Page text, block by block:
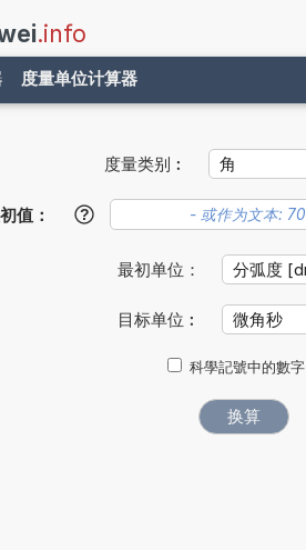
.info
度量单位计算器
度量类别︰
值： ?
最初单位：
目标单位︰
科學記號中的數字